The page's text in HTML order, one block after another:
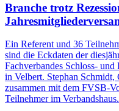
Branche trotz
Ein Referent und 36
sind die Eckdaten der
Fachverbandes Schloss-
in Velbert. Stephan Schmidt,
zusammen mit dem FVSB-
Teilnehmer im Verbandshaus.